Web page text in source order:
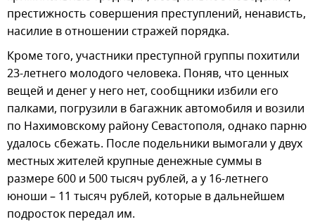
престижность совершения преступлений, ненависть,
насилие в отношении стражей порядка.
Кроме того, участники преступной группы похитили
23-летнего молодого человека. Поняв, что ценных
вещей и денег у него нет, сообщники избили его
палками, погрузили в багажник автомобиля и возили
по Нахимовскому району Севастополя, однако парню
удалось сбежать. После подельники вымогали у двух
местных жителей крупные денежные суммы в
размере 600 и 500 тысяч рублей, а у 16-летнего
юноши – 11 тысяч рублей, которые в дальнейшем
подросток передал им.